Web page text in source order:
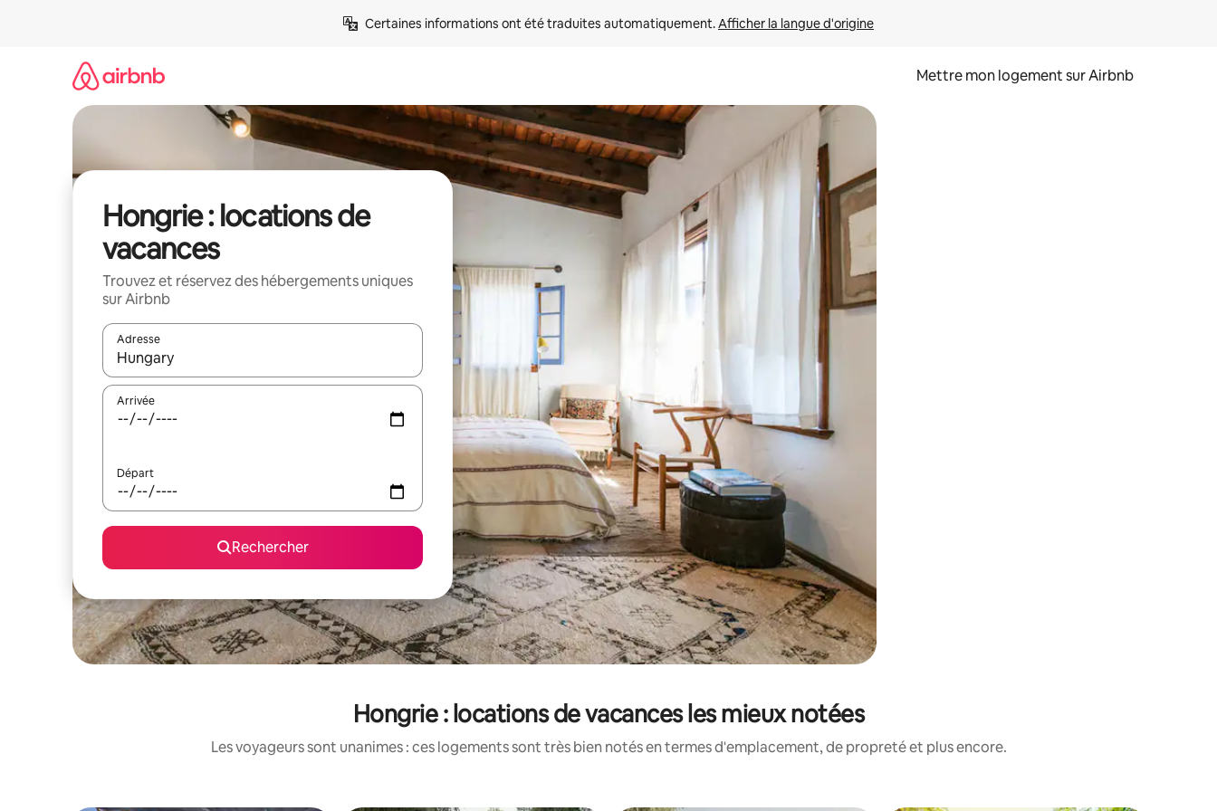
Certaines informations ont été traduites automatiquement. Afficher la langue d'origine
Mettre mon logement sur Airbnb
Hongrie : locations de
vacances
Trouvez et réservez des hébergements uniques
sur Airbnb
Adresse
Lorsque les résultats s'affichent, utilisez les flèches vers le haut et vers le bas pour les parcourir ou en appuyant et en faisant glisser.
Arrivée
Départ
Rechercher
Hongrie : locations de vacances les mieux notées
Les voyageurs sont unanimes : ces logements sont très bien notés en termes d'emplacement, de propreté et plus encore.